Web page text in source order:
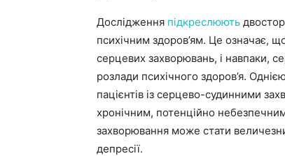
Дослідження підкреслюють
психічним здоров’ям. Це означає,
серцевих захворювань, і навпаки,
розлади психічного здоров’я.
пацієнтів із серцево-судинними
хронічним, потенційно
захворювання може стати
депресії.